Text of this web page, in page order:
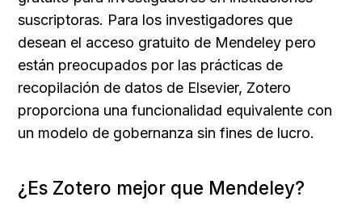
suscriptoras. Para los investigadores que
desean el acceso gratuito de Mendeley pero
están preocupados por las prácticas de
recopilación de datos de Elsevier, Zotero
proporciona una funcionalidad equivalente con
un modelo de gobernanza sin fines de lucro.
¿Es Zotero mejor que Mendeley?